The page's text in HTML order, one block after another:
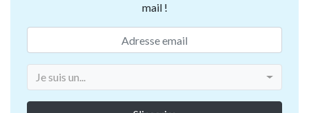
mail !
Je suis un...